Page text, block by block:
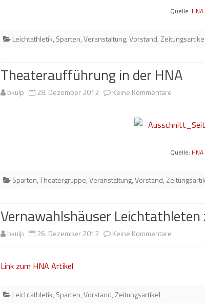
Quelle: HNA
Leichtathletik, Sparten,Veranstaltung,Vorstand, Zeitungsartikel
Theateraufführung in der HNA
bkulp 28. Dezember 2012 Keine Kommentare
in
Quelle: HNA
Sparten,Theatergruppe,Veranstaltung,Vorstand,
Vernawahlshäuser
bkulp 26. Dezember 2012 Keine Kommentare
Link zum HNA Artikel
Leichtathletik, Sparten,Vorstand, Zeitungsartikel